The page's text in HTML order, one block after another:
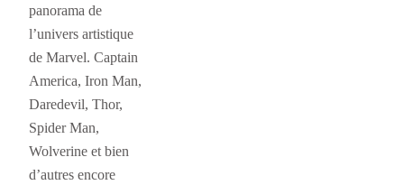
panorama de
l’univers artistique
de Marvel. Captain
America, Iron Man,
Daredevil, Thor,
Spider Man,
Wolverine et bien
d’autres encore